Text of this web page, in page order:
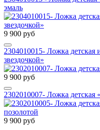
эмаль
9 900 руб
2304010015- Ложка детская
звездочкой»
9 900 руб
2302010007- Ложка детская
9 900 руб